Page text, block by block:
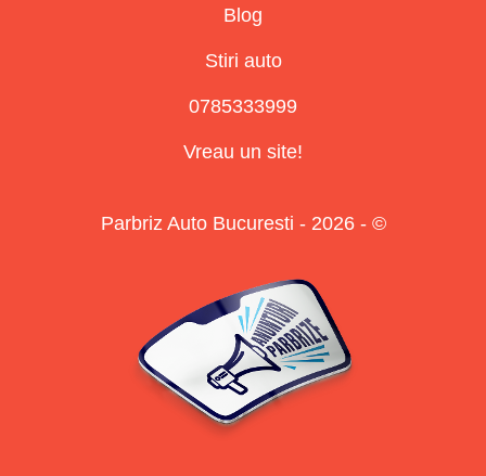
Blog
Stiri auto
0785333999
Vreau un site!
Parbriz Auto Bucuresti - 2026 - ©